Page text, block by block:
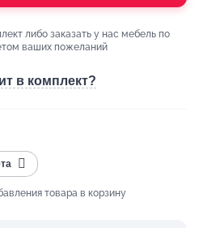
либо заказать у нас мебель по
ваших пожеланий
в комплект?
товара в корзину